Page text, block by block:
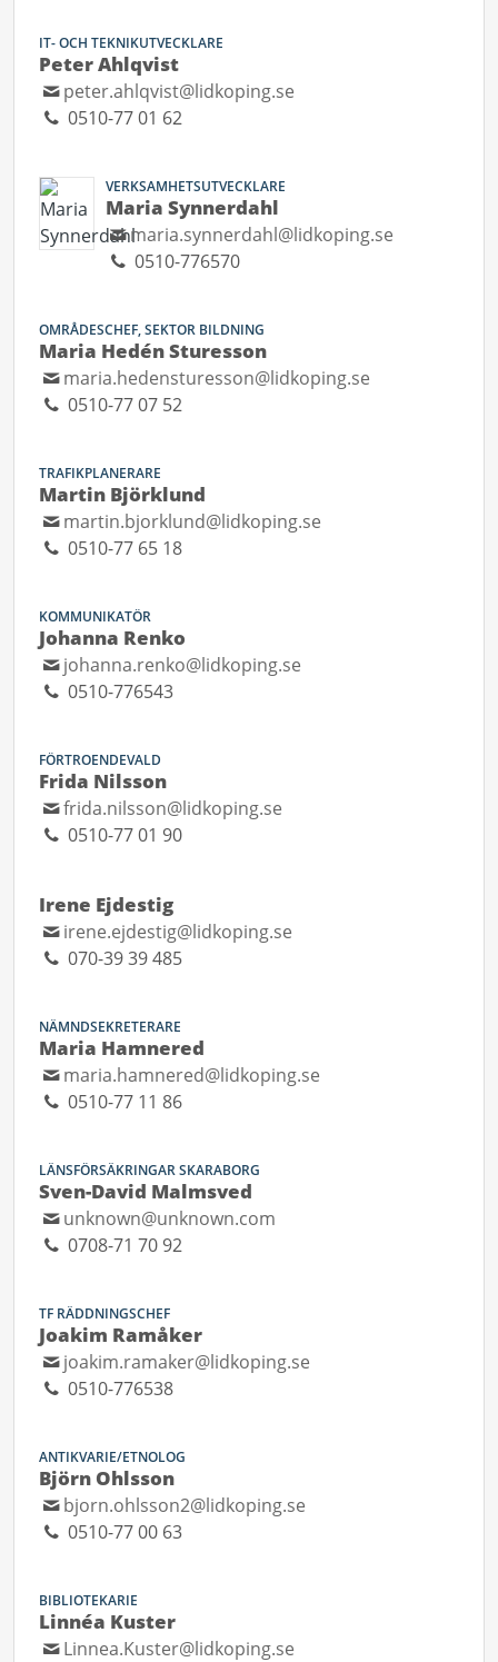
IT- OCH TEKNIKUTVECKLARE
Peter Ahlqvist
peter.ahlqvist@lidkoping.se
0510-77 01 62
VERKSAMHETSUTVECKLARE
Maria Synnerdahl
maria.synnerdahl@lidkoping.se
0510-776570
OMRÅDESCHEF, SEKTOR BILDNING
Maria Hedén Sturesson
maria.hedensturesson@lidkoping.se
0510-77 07 52
TRAFIKPLANERARE
Martin Björklund
martin.bjorklund@lidkoping.se
0510-77 65 18
KOMMUNIKATÖR
Johanna Renko
johanna.renko@lidkoping.se
0510-776543
FÖRTROENDEVALD
Frida Nilsson
frida.nilsson@lidkoping.se
0510-77 01 90
Irene Ejdestig
irene.ejdestig@lidkoping.se
070-39 39 485
NÄMNDSEKRETERARE
Maria Hamnered
maria.hamnered@lidkoping.se
0510-77 11 86
LÄNSFÖRSÄKRINGAR SKARABORG
Sven-David Malmsved
unknown@unknown.com
0708-71 70 92
TF RÄDDNINGSCHEF
Joakim Ramåker
joakim.ramaker@lidkoping.se
0510-776538
ANTIKVARIE/ETNOLOG
Björn Ohlsson
bjorn.ohlsson2@lidkoping.se
0510-77 00 63
BIBLIOTEKARIE
Linnéa Kuster
Linnea.Kuster@lidkoping.se